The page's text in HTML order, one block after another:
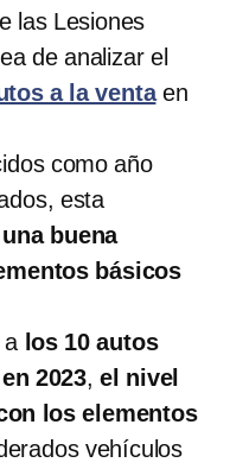
las Lesiones
de analizar el
a la ventaen
como año
esta
una buena
básicos
a los 10 autos
2023,el nivel
los elementos
vehículos